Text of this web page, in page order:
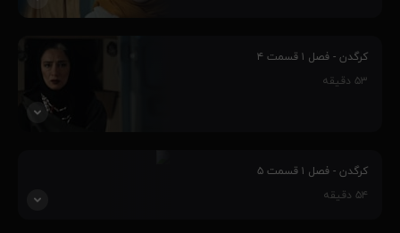
سرآغاز رفاقت بین آنهاست، فارغ از اینکه چالش کرگدن از طرف یک
مافیای بزرگ و پر قدرت طراحی شده‌است و ماجراهای غیر قابل پیش بینی
کرگدن - فصل ۱ قسمت ۴
۵۳ دقیقه
سرآغاز رفاقت بین آنهاست، فارغ از اینکه چالش کرگدن از طرف یک
مافیای بزرگ و پر قدرت طراحی شده‌است و ماجراهای غیر قابل پیش بینی
کرگدن - فصل ۱ قسمت ۵
۵۴ دقیقه